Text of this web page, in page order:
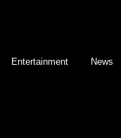
Entertainment News